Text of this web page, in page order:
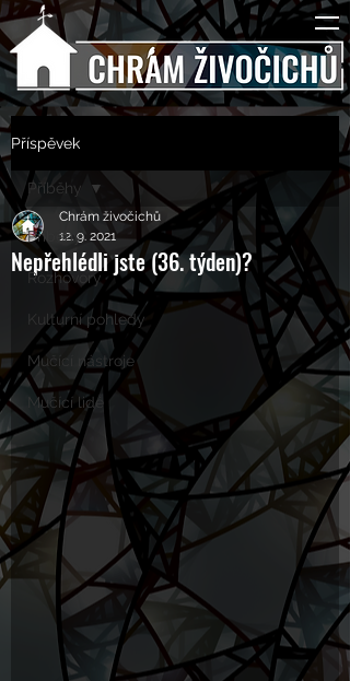
Příspěvek
Příběhy
Rozhovory
Kulturní pohledy
Mučící nástroje
Mučící lidé
Příběhy
Nepřehlédli jste (36. týden)?
Chrám živočichů
12. 9. 2021